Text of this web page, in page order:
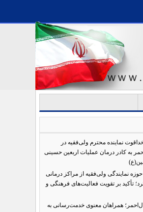
خداقوت نماینده محترم ولی‌فقیه در
به کادر درمان عملیات اربعین حسینی
نمایندگی ولی‌فقیه از مراکز درمانی
تأکید بر تقویت فعالیت‌های فرهنگی و
همراهان معنوی خدمت‌رسانی به